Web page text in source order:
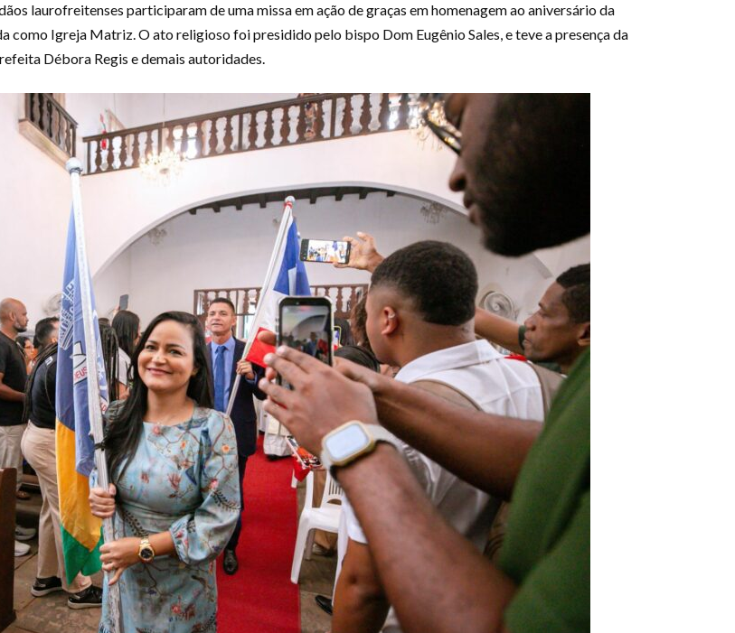
laurofreitenses participaram de uma missa em ação de graças em homenagem ao aniversário da
como Igreja Matriz. O ato religioso foi presidido pelo bispo Dom Eugênio Sales, e teve a presença da
Débora Regis e demais autoridades.